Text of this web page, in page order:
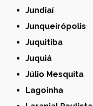
Jundiaí
Junqueirópolis
Juquitiba
Juquiá
Júlio Mesquita
Lagoinha